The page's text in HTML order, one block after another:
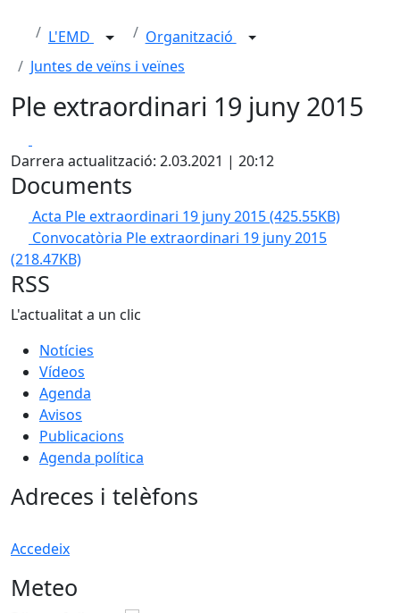
L'EMD
Organització
Juntes de veïns i veïnes
Ple extraordinari 19 juny 2015
Darrera actualització: 2.03.2021 | 20:12
Documents
Acta Ple extraordinari 19 juny 2015(425.55KB)
Convocatòria Ple extraordinari 19 juny 2015
(218.47KB)
RSS
L'actualitat a un clic
Notícies
Vídeos
Agenda
Avisos
Publicacions
Agenda política
Adreces i telèfons
Accedeix
Meteo